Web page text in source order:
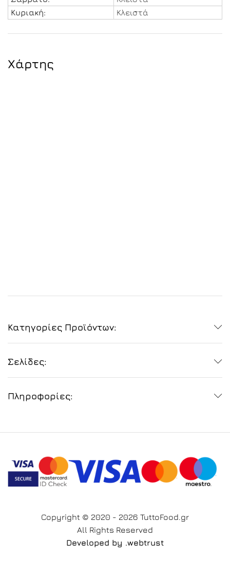
Κυριακή:
Κλειστά
Χάρτης
Κατηγορίες Προϊόντων:
Σελίδες:
Πληροφορίες:
Copyright © 2020 - 2026 TuttoFood.gr
All Rights Reserved
Developed by .webtrust